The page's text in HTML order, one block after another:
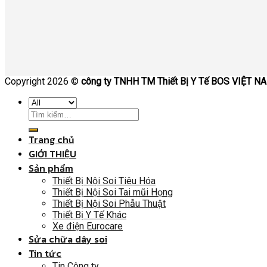
Copyright 2026 © công ty TNHH TM Thiết Bị Y Tế BOS VIỆT
Trang chủ
GIỚI THIỆU
Sản phẩm
Thiết Bị Nội Soi Tiêu Hóa
Thiết Bị Nội Soi Tai mũi Họng
Thiết Bị Nội Soi Phẫu Thuật
Thiết Bị Y Tế Khác
Xe điện Eurocare
Sửa chữa dây soi
Tin tức